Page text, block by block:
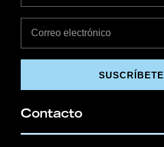
SUSCRÍBETE
Contacto